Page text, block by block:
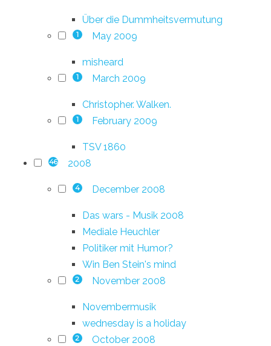
Über die Dummheitsvermutung
1 May 2009
misheard
1 March 2009
Christopher. Walken.
1 February 2009
TSV 1860
46 2008
4 December 2008
Das wars - Musik 2008
Mediale Heuchler
Politiker mit Humor?
Win Ben Stein's mind
2 November 2008
Novembermusik
wednesday is a holiday
2 October 2008